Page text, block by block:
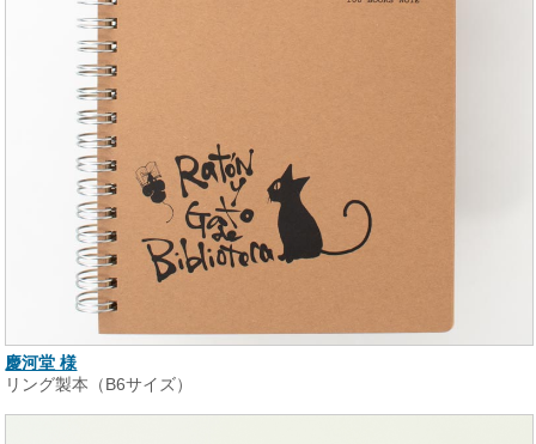
慶河堂 様
リング製本（B6サイズ）